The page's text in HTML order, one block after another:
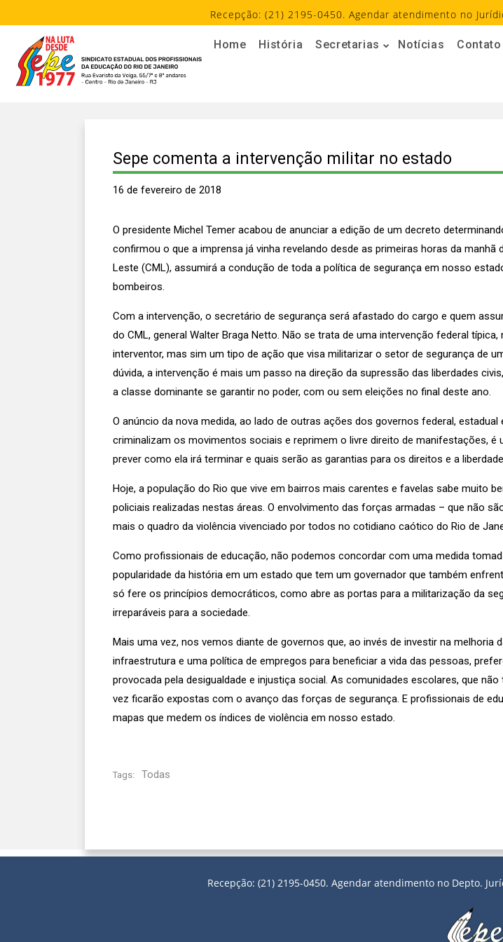
Recepção: (21) 2195-0450. Agendar atendimento no
Home História Secretarias Notícias
Sepe comenta a intervenção militar no estado
16 de fevereiro de 2018
O presidente Michel Temer acabou de anunciar a edição de um decreto
confirmou o que a imprensa já vinha revelando desde as primeiras horas da
Leste (CML), assumirá a condução de toda a política de segurança em nosso
bombeiros.
Com a intervenção, o secretário de segurança será afastado do cargo e quem
do CML, general Walter Braga Netto. Não se trata de uma intervenção federal
interventor, mas sim um tipo de ação que visa militarizar o setor de segurança de
dúvida, a intervenção é mais um passo na direção da supressão das liberdades
a classe dominante se garantir no poder, com ou sem eleições no final deste ano.
O anúncio da nova medida, ao lado de outras ações dos governos federal,
criminalizam os movimentos sociais e reprimem o livre direito de manifestações, é
prever como ela irá terminar e quais serão as garantias para os direitos e a
Hoje, a população do Rio que vive em bairros mais carentes e favelas sabe muito
policiais realizadas nestas áreas. O envolvimento das forças armadas – que não
mais o quadro da violência vivenciado por todos no cotidiano caótico do Rio de
Como profissionais de educação, não podemos concordar com uma medida
popularidade da história em um estado que tem um governador que também
só fere os princípios democráticos, como abre as portas para a militarização da
irreparáveis para a sociedade.
Mais uma vez, nos vemos diante de governos que, ao invés de investir na
infraestrutura e uma política de empregos para beneficiar a vida das pessoas,
provocada pela desigualdade e injustiça social. As comunidades escolares, que
vez ficarão expostas com o avanço das forças de segurança. E profissionais de
mapas que medem os índices de violência em nosso estado.
Tags: Todas
Recepção: (21) 2195-0450. Agendar atendimento no Depto.